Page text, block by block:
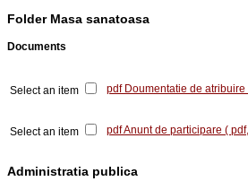
Folder Masa sanatoasa
Documents
Select an item pdf Doumentatie de atribuire
Select an item pdfAnunt de participare (
Administratia publica